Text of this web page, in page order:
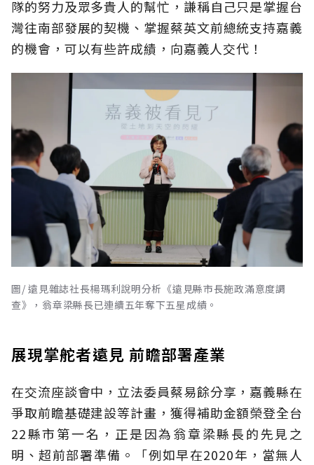
隊的努力及眾多貴人的幫忙，謙稱自己只是掌握台
灣往南部發展的契機、掌握蔡英文前總統支持嘉義
的機會，可以有些許成績，向嘉義人交代！
圖/ 遠見雜誌社長楊瑪利說明分析《遠見縣市長施政滿意度調
查》，翁章梁縣長已連續五年奪下五星成績。
展現掌舵者遠見 前瞻部署產業
在交流座談會中，立法委員蔡易餘分享，嘉義縣在
爭取前瞻基礎建設等計畫，獲得補助金額榮登全台
22縣市第一名，正是因為翁章梁縣長的先見之
明、超前部署準備。「例如早在2020年，當無人